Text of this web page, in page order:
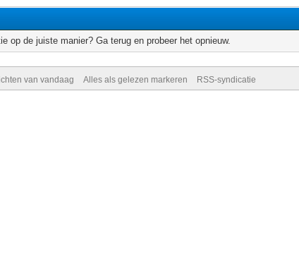
op de juiste manier? Ga terug en probeer het opnieuw.
van vandaag Alles als gelezen markeren RSS-syndicatie